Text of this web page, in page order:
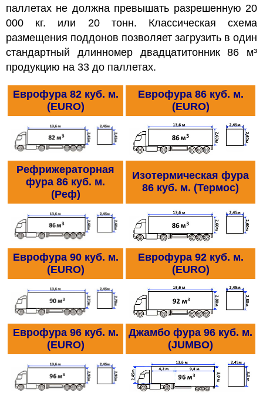
паллетах не должна превышать разрешенную 20
000 кг. или 20 тонн. Классическая схема
размещения поддонов позволяет загрузить в один
стандартный длинномер двадцатитонник 86 м³
продукцию на 33 до паллетах.
Еврофура 82 куб. м.
(EURO)
Еврофура 86 куб. м.
(EURO)
Рефрижераторная
фура 86 куб. м.
(Реф)
Изотермическая фура
86 куб. м. (Термос)
Еврофура 90 куб. м.
(EURO)
Еврофура 92 куб. м.
(EURO)
Еврофура 96 куб. м.
(EURO)
Джамбо фура 96 куб. м.
(JUMBО)